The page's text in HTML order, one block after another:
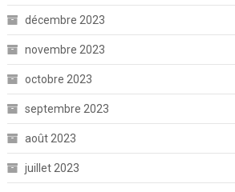
décembre 2023
novembre 2023
octobre 2023
septembre 2023
août 2023
juillet 2023